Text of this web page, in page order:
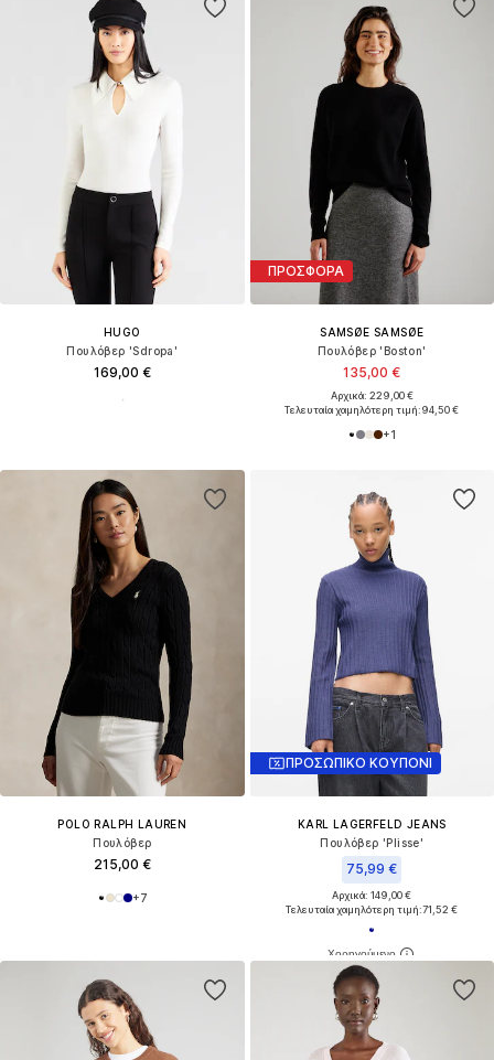
HUGO
Πουλόβερ 'Sdropa'
169,00 €
ΠΡΟΣΦΟΡΑ
SAMSØE SAMSØE
Πουλόβερ 'Boston'
135,00 €
Αρχικά: 229,00 €
Τελευταία χαμηλότερη τιμή:94,50 €
+1
POLO RALPH LAUREN
Πουλόβερ
215,00 €
+7
ΠΡΟΣΩΠΙΚΟ ΚΟΥΠΟΝΙ
KARL LAGERFELD JEANS
Πουλόβερ 'Plisse'
75,99 €
Αρχικά: 149,00 €
Τελευταία χαμηλότερη τιμή:71,52 €